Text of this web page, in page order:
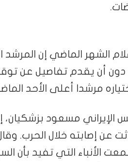
الشهر الماضي إن المرشد
أن يقدم تفاصيل عن
مرشدا أعلى الأحد
الإيراني مسعود بزشكيان،
عن إصابته خلال الحرب.
الأنباء التي تفيد بأن